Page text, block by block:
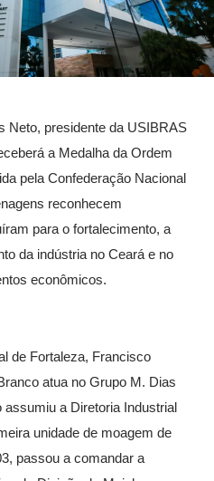
Neto, presidente da USIBRAS
a Medalha da Ordem
pela Confederação Nacional
reconhecem
para o fortalecimento, a
da indústria no Ceará e no
econômicos.
de Fortaleza, Francisco
atua no Grupo M. Dias
assumiu a Diretoria Industrial
unidade de moagem de
passou a comandar a